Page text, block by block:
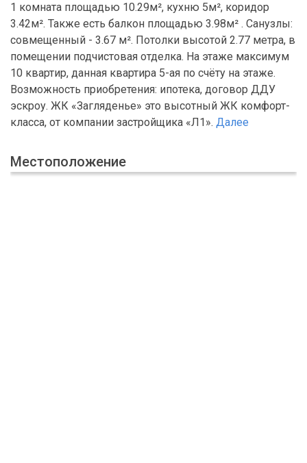
1 комната площадью 10.29м², кухню 5м², коридор
3.42м². Также есть балкон площадью 3.98м² . Санузлы:
совмещенный - 3.67 м². Потолки высотой 2.77 метра, в
помещении подчистовая отделка. На этаже максимум
10 квартир, данная квартира 5-ая по счёту на этаже.
Возможность приобретения: ипотека, договор ДДУ
эскроу. ЖК «Загляденье» это высотный ЖК комфорт-
класса, от компании застройщика «Л1». Далее
Местоположение